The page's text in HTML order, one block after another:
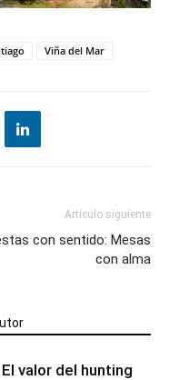
Viña del Mar
Artículo siguiente
con sentido: Mesas
con alma
valor del hunting